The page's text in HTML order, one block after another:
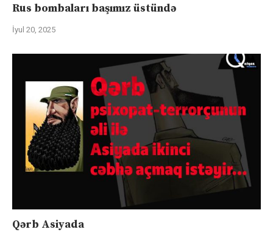
Rus bombaları başımız üstündə
İyul 20, 2025
Qərb Asiyada